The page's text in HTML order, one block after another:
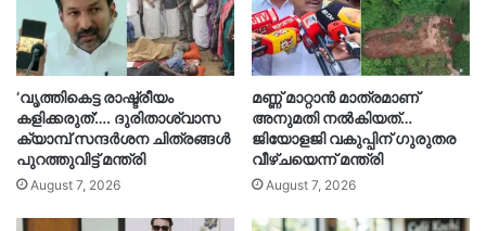
‘വൃത്തികെട്ട രാഷ്ട്രീയം
കളിക്കരുത്’…. ദുരിതാശ്വാസ
ക്യാമ്പ് സന്ദർശന ചിത്രങ്ങൾ
പുറത്തുവിട്ട് മന്ത്രി
August 7, 2026
മണ്ണ് മാറ്റാൻ മാത്രമാണ്
അനുമതി നൽകിയത്…
ജിയോളജി വകുപ്പിന് ഗുരുതര
വീഴ്ചയെന്ന് മന്ത്രി
August 7, 2026